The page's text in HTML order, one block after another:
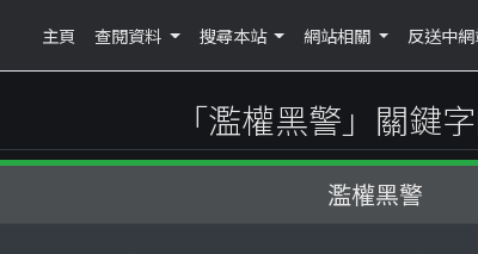
主頁 查閱資料 搜尋本站 網站相關 反送中
「濫權黑警」關鍵
濫權黑警